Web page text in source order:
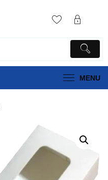
MENU